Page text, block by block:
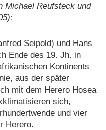
Michael Reufsteck und
Seipold) und Hans
Ende des 19. Jh. in
Kontinents
aus der später
mit dem Herero Hosea
sich,
und vier
Herero.